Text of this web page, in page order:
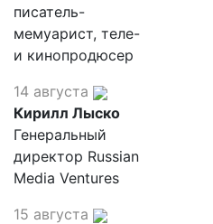
писатель-
мемуарист, теле-
и кинопродюсер
14 августа
Кирилл Лыско
Генеральный
директор Russian
Media Ventures
15 августа